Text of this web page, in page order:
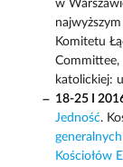
w
Komitetu
Committee,
katolickiej:
18-25 I
Jedność.
Kościołów